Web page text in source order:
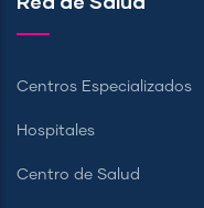
Centros Especializados
Hospitales
Centro de Salud